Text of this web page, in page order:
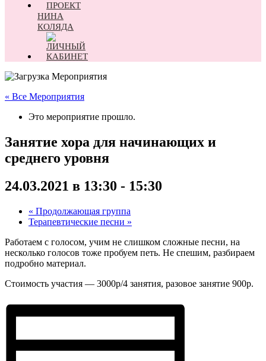
ПРОЕКТ
НИНА
КОЛЯДА
« Все Мероприятия
Это мероприятие прошло.
Занятие хора для начинающих и
среднего уровня
24.03.2021 в 13:30 - 15:30
« Продолжающая группа
Терапевтические песни »
Работаем с голосом, учим не слишком сложные песни, на
несколько голосов тоже пробуем петь. Не спешим, разбираем
подробно материал.
Стоимость участия — 3000р/4 занятия, разовое занятие 900р.